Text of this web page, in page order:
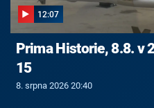
12:07
Prima Historie, 8.8. v
15
8. srpna 2026 20:40